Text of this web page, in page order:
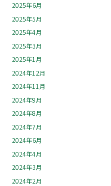
2025年6月
2025年5月
2025年4月
2025年3月
2025年1月
2024年12月
2024年11月
2024年9月
2024年8月
2024年7月
2024年6月
2024年4月
2024年3月
2024年2月